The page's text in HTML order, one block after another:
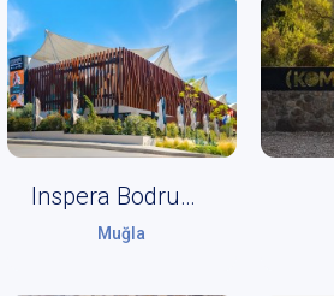
Inspera Bodrum Kültür Sanat
Muğla